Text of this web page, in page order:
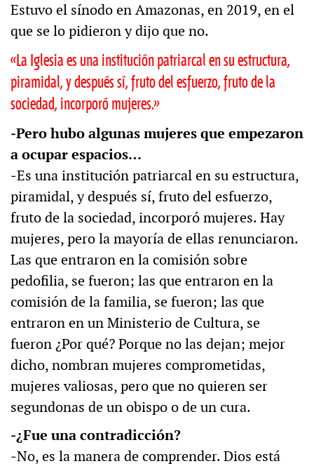
Estuvo el sínodo en Amazonas, en 2019, en el
que se lo pidieron y dijo que no.
«La Iglesia es una institución patriarcal en su estructura,
piramidal, y después sí, fruto del esfuerzo, fruto de la
sociedad, incorporó mujeres.»
‒Pero hubo algunas mujeres que empezaron
a ocupar espacios…
‒Es una institución patriarcal en su estructura,
piramidal, y después sí, fruto del esfuerzo,
fruto de la sociedad, incorporó mujeres. Hay
mujeres, pero la mayoría de ellas renunciaron.
Las que entraron en la comisión sobre
pedofilia, se fueron; las que entraron en la
comisión de la familia, se fueron; las que
entraron en un Ministerio de Cultura, se
fueron ¿Por qué? Porque no las dejan; mejor
dicho, nombran mujeres comprometidas,
mujeres valiosas, pero que no quieren ser
segundonas de un obispo o de un cura.
‒¿Fue una contradicción?
‒No, es la manera de comprender. Dios está